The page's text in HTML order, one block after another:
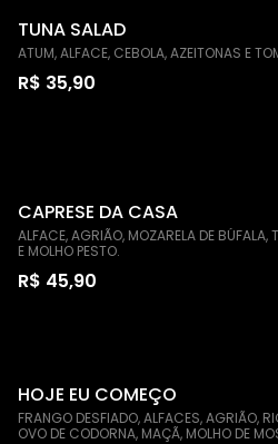
TUNA SALAD
ATUM, ALFACE, CEBOLA, AZEITONAS E
R$ 35,90
CAPRESE DA CASA
ALFACE, AGRIÃO, MOZARELA DE
E MOLHO PESTO.
R$ 45,90
HOJE EU COMEÇO
FRANGO DESFIADO, ALFACES, AGRIÃO,
OVO DE CODORNA, MAÇÃ, MOLHO DE